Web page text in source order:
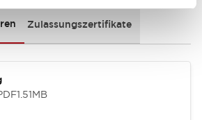
Zulassungszertifikate
1.51MB